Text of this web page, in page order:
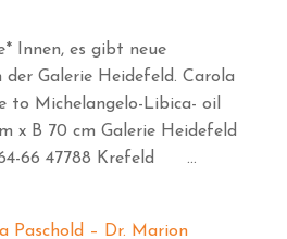
Innen, es gibt neue
Galerie Heidefeld. Carola
to Michelangelo-Libica- oil
x B 70 cm Galerie Heidefeld
66 47788 Krefeld ...